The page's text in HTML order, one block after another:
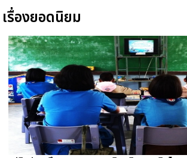
เรื่องยอดนิยม